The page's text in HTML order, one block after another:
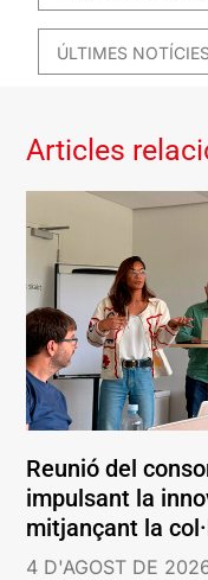
ÚLTIMES NOTÍCIES
Articles
Reunió del
impulsant la
mitjançant la
4 D'AGOST DE